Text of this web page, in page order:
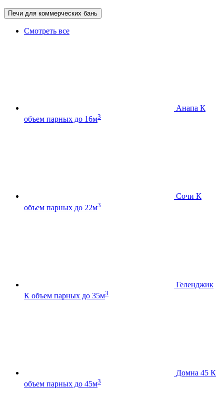
Печи для коммерческих бань
Смотреть все
Анапа К
объем парных до 16м3
Сочи К
объем парных до 22м3
Геленджик
К объем парных до 35м3
Домна 45 К
объем парных до 45м3